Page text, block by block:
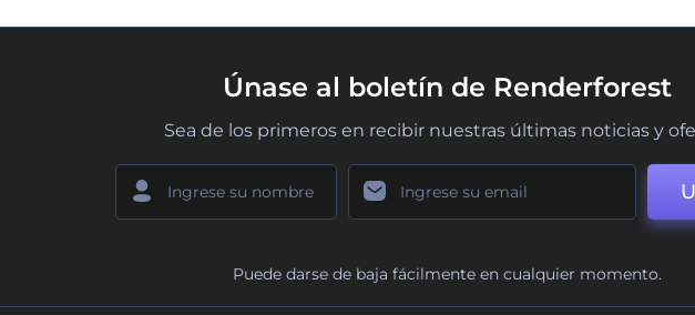
Únase al boletín de Renderforest
Sea de los primeros en recibir nuestras últimas noticias y
Puede darse de baja fácilmente en cualquier momento.